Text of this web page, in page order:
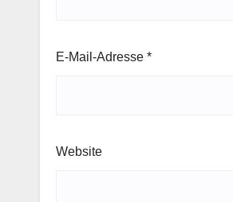
E-Mail-Adresse *
Website